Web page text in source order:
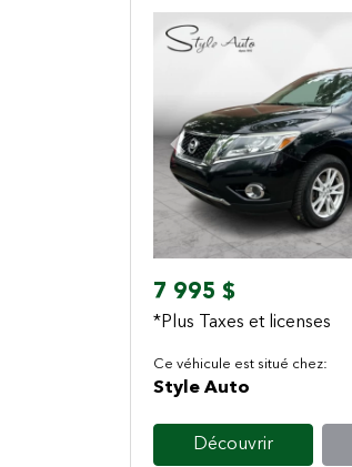
Previous
7 995 $
*Plus Taxes et licenses
Ce véhicule est situé chez:
Style Auto
Découvrir